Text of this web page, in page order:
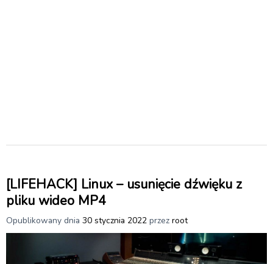
[LIFEHACK] Linux – usunięcie dźwięku z
pliku wideo MP4
Opublikowany dnia 30 stycznia 2022 przez root